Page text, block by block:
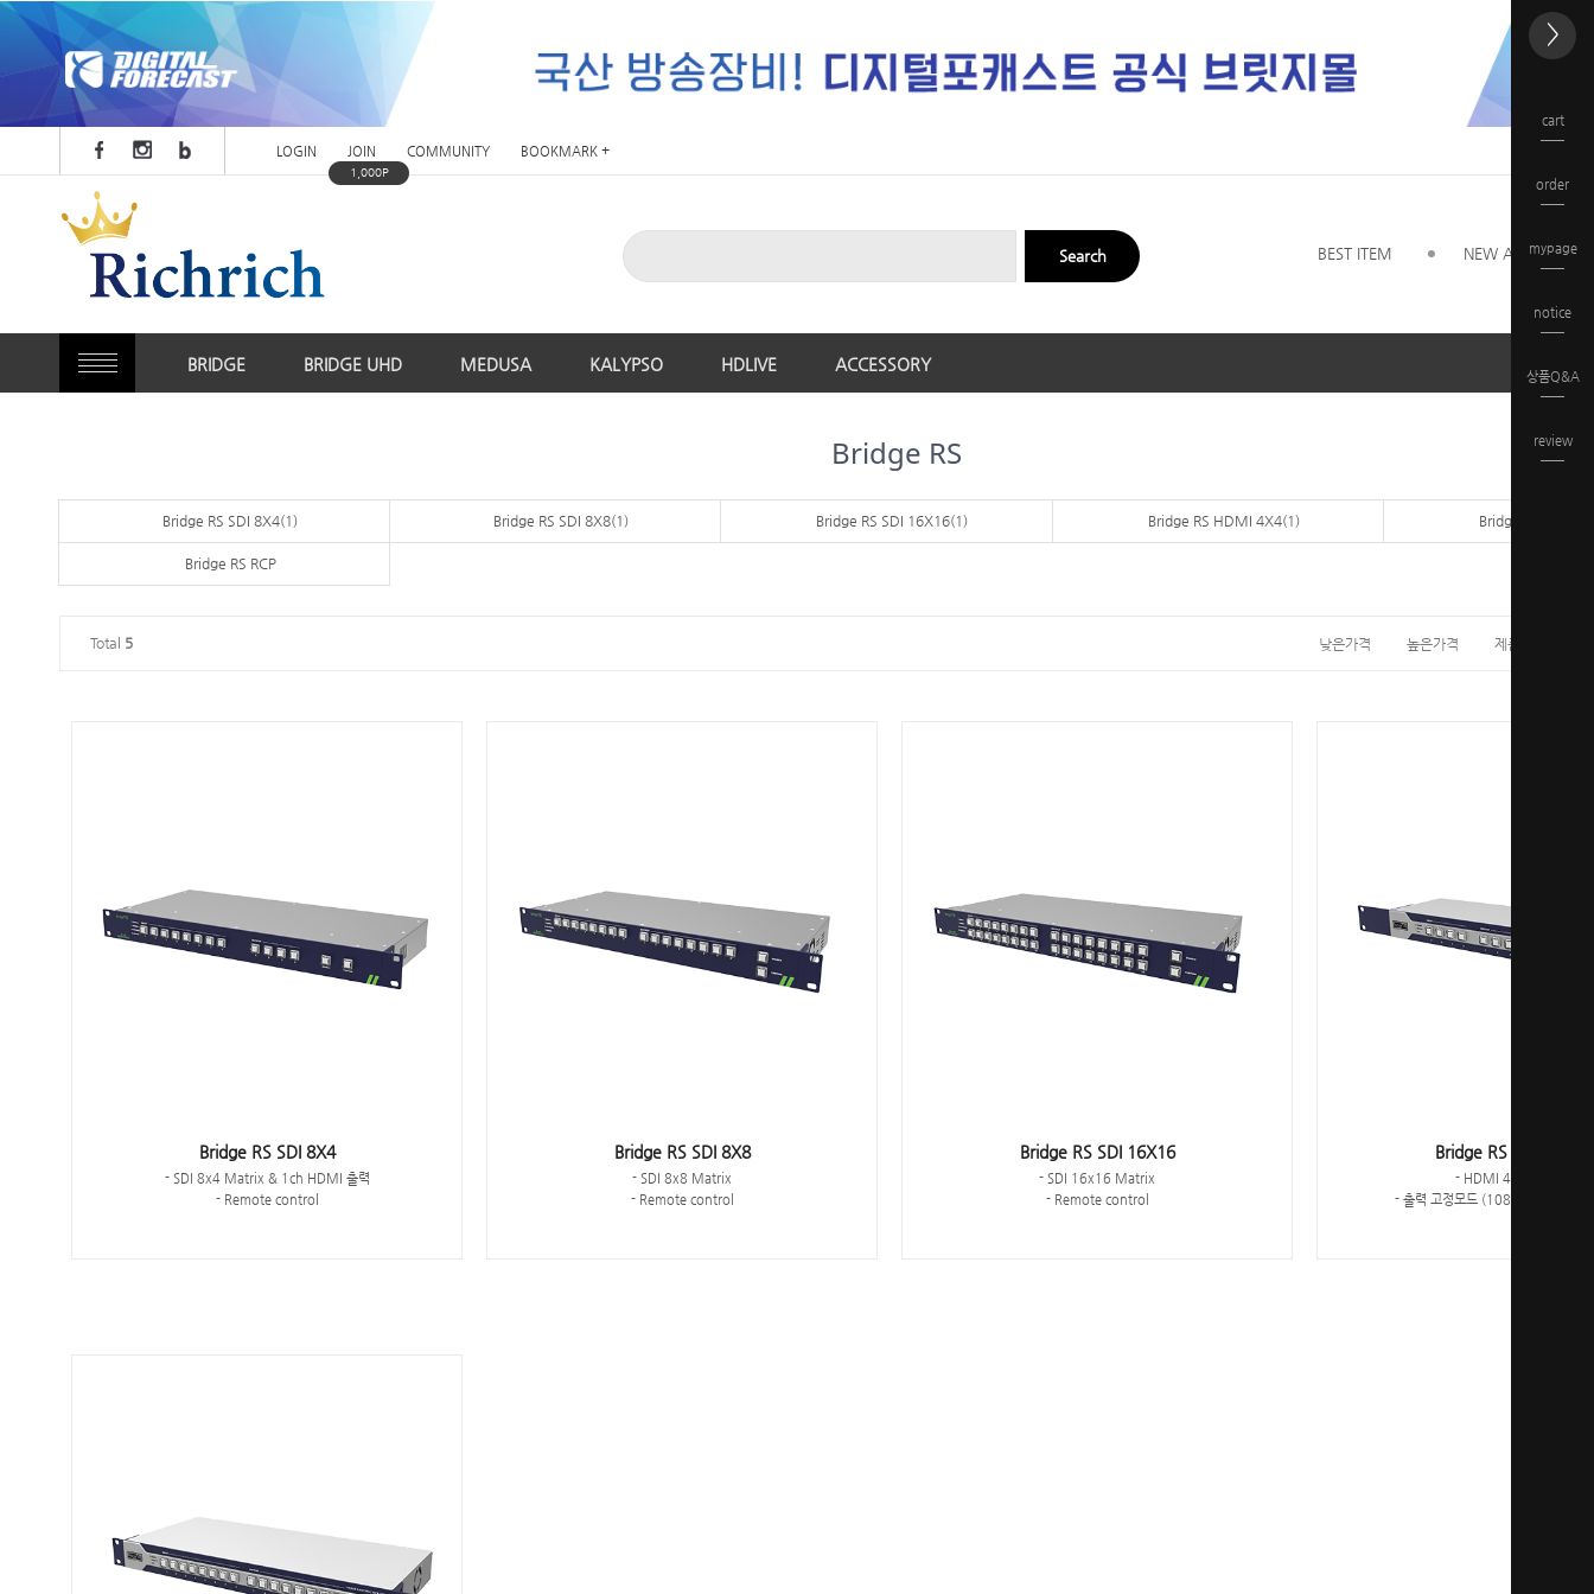
오늘하루
LOGIN JOIN
1,000P
COMMUNITY BOOKMARK +
Search BEST ITEM NEW ARRIVAL
BRIDGE BRIDGE UHD MEDUSA KALYPSO HDLIVE ACCESSORY
Bridge RS
Bridge RS SDI 8X4(1) Bridge RS SDI 8X8(1) Bridge RS SDI 16X16(1) Bridge RS HDMI 4X4(1) Bridge RS HDMI
Bridge RS RCP
Total 5 낮은가격 높은가격 제품명
Bridge RS SDI 8X4
- SDI 8x4 Matrix & 1ch HDMI 출력
- Remote control
Bridge RS SDI 8X8
- SDI 8x8 Matrix
- Remote control
Bridge RS SDI 16X16
- SDI 16x16 Matrix
- Remote control
Bridge RS HDMI 4X4
- HDMI 4x4 Matrix
- 출력 고정모드 (1080i59.94) &
>
cart
order
mypage
notice
상품Q&A
review